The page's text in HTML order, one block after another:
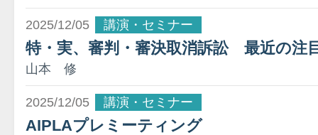
2025/12/05 講演・セミナー
特・実、審判・審決取消訴訟 最近の注
山本 修
2025/12/05 講演・セミナー
AIPLAプレミーティング